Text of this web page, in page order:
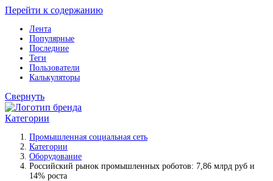
Перейти к содержанию
Лента
Популярные
Последние
Теги
Пользователи
Калькуляторы
Свернуть
Категории
Промышленная социальная сеть
Категории
Оборудование
Российский рынок промышленных роботов: 7,86 млрд руб и
14% роста